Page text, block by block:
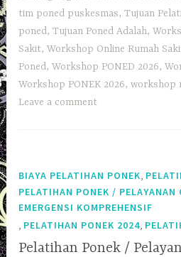
tim poned puskesmas,Tujuan
poned,Tujuan Poned Adalah,
Sakit,Workshop Online Rumah
Poned,Workshop PONED 2026,
Workshop PONEK 2026,workshop
Leave a comment
BIAYA PELATIHAN PONEK,
PELATIHAN PONEK /
EMERGENSI KOMPREHENSIF
, PELATIHAN PONEK 2024,
Pelatihan Ponek /